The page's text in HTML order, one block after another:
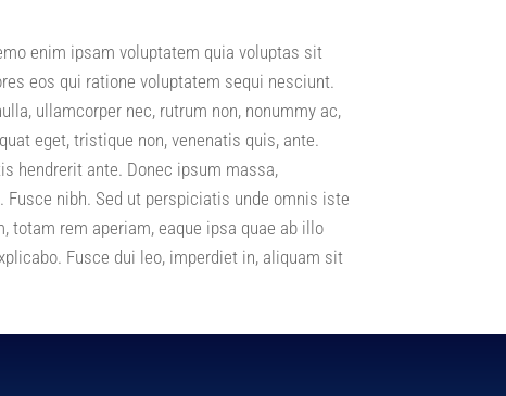
enim ipsam voluptatem quia voluptas sit
eos qui ratione voluptatem sequi nesciunt.
ullamcorper nec, rutrum non, nonummy ac,
eget, tristique non, venenatis quis, ante.
hendrerit ante. Donec ipsum massa,
nibh. Sed ut perspiciatis unde omnis iste
totam rem aperiam, eaque ipsa quae ab illo
Fusce dui leo, imperdiet in, aliquam sit